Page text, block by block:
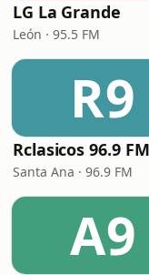
LG La Grande
León · 95.5 FM
R9
Rclasicos 96.9 FM
Santa Ana · 96.9 FM
A9